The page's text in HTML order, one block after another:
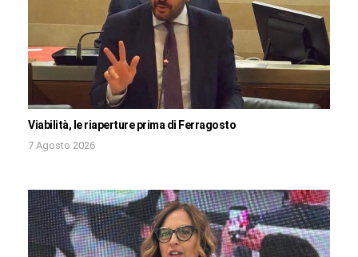
Viabilità, le riaperture prima di Ferragosto
7 Agosto 2026